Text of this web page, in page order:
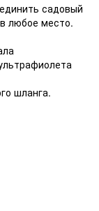
садовый
любое место.
шланга.